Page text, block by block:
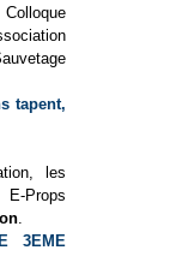
tapent,
les
E-Props
3EME